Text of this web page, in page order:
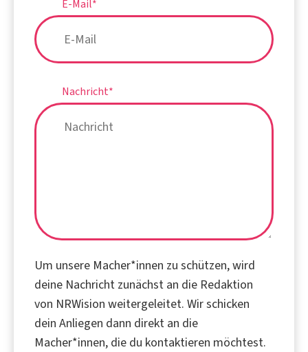
E-Mail*
Nachricht*
Um unsere Macher*innen zu schützen, wird
deine Nachricht zunächst an die Redaktion
von NRWision weitergeleitet. Wir schicken
dein Anliegen dann direkt an die
Macher*innen, die du kontaktieren möchtest.